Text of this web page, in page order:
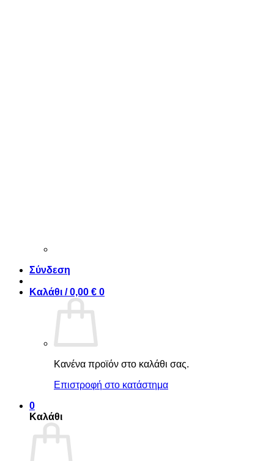
Σύνδεση
Καλάθι /0,00 € 0
Κανένα προϊόν στο καλάθι σας.
Επιστροφή στο κατάστημα
0
Καλάθι